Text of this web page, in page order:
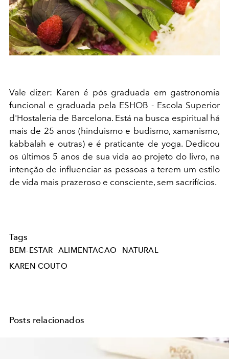
Vale dizer: Karen é pós graduada em gastronomia
funcional e graduada pela ESHOB - Escola Superior
d'Hostaleria de Barcelona. Está na busca espiritual há
mais de 25 anos (hinduismo e budismo, xamanismo,
kabbalah e outras) e é praticante de yoga. Dedicou
os últimos 5 anos de sua vida ao projeto do livro, na
intenção de influenciar as pessoas a terem um estilo
de vida mais prazeroso e consciente, sem sacrifícios.
Tags
BEM-ESTAR ALIMENTACAO
NATURAL
KAREN COUTO
Posts relacionados